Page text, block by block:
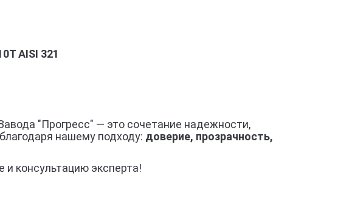
AISI 321
"Прогресс" — это сочетание надежности,
нашему подходу: доверие, прозрачность,
консультацию эксперта!